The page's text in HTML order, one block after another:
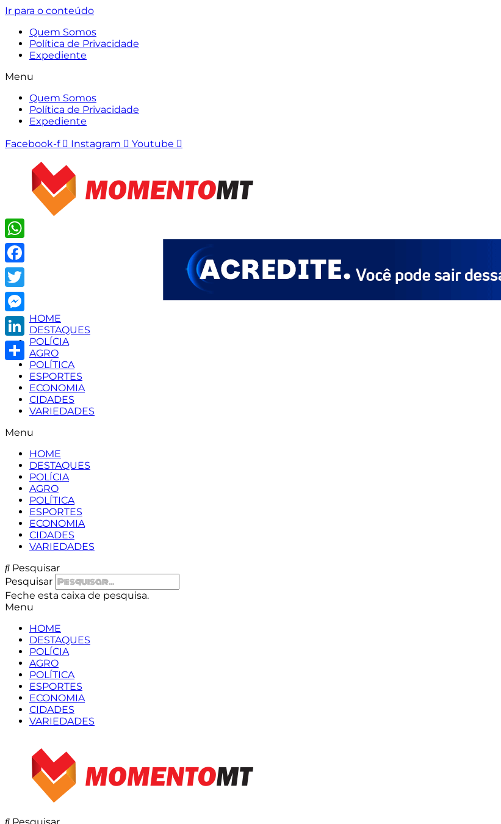
Ir para o conteúdo
Quem Somos
Política de Privacidade
Expediente
Menu
Quem Somos
Política de Privacidade
Expediente
Facebook-f
Instagram Youtube
HOME
DESTAQUES
POLÍCIA
AGRO
POLÍTICA
ESPORTES
ECONOMIA
CIDADES
VARIEDADES
Menu
HOME
DESTAQUES
POLÍCIA
AGRO
POLÍTICA
ESPORTES
ECONOMIA
CIDADES
VARIEDADES
Pesquisar
Pesquisar
Feche esta caixa de pesquisa.
Menu
HOME
DESTAQUES
POLÍCIA
AGRO
POLÍTICA
ESPORTES
ECONOMIA
CIDADES
VARIEDADES
WhatsApp
Facebook
Twitter
Messenger
LinkedIn
Share